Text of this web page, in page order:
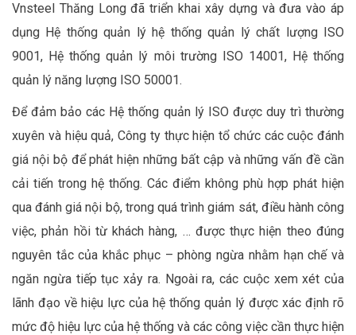
Vnsteel Thăng Long đã triển khai xây dựng và đưa vào áp
dụng Hệ thống quản lý hệ thống quản lý chất lượng ISO
9001, Hệ thống quản lý môi trường ISO 14001, Hệ thống
quản lý năng lượng ISO 50001.
Để đảm bảo các Hệ thống quản lý ISO được duy trì thường
xuyên và hiệu quả, Công ty thực hiện tổ chức các cuộc đánh
giá nội bộ để phát hiện những bất cập và những vấn đề cần
cải tiến trong hệ thống. Các điểm không phù hợp phát hiện
qua đánh giá nội bộ, trong quá trình giám sát, điều hành công
việc, phản hồi từ khách hàng, … được thực hiện theo đúng
nguyên tắc của khắc phục – phòng ngừa nhằm hạn chế và
ngăn ngừa tiếp tục xảy ra. Ngoài ra, các cuộc xem xét của
lãnh đạo về hiệu lực của hệ thống quản lý được xác định rõ
mức độ hiệu lực của hệ thống và các công việc cần thực hiện